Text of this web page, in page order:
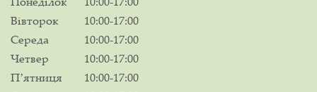
Вівторок
10:00-17:00
Середа
10:00-17:00
Четвер
10:00-17:00
Пʼятниця
10:00-17:00